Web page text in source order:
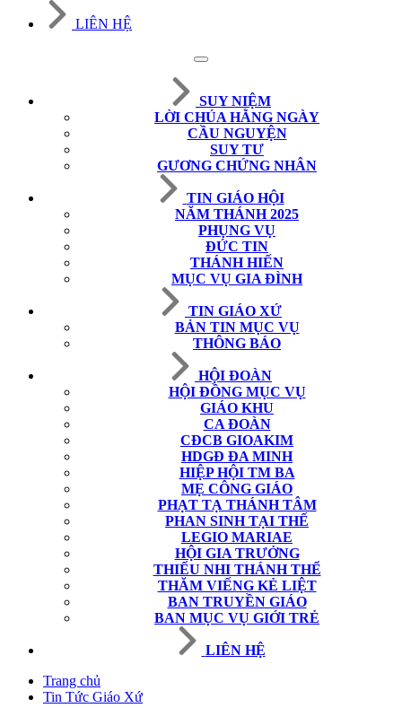
LIÊN HỆ
SUY NIỆM
LỜI CHÚA HẰNG NGÀY
CẦU NGUYỆN
SUY TƯ
GƯƠNG CHỨNG NHÂN
TIN GIÁO HỘI
NĂM THÁNH 2025
PHỤNG VỤ
ĐỨC TIN
THÁNH HIẾN
MỤC VỤ GIA ĐÌNH
TIN GIÁO XỨ
BẢN TIN MỤC VỤ
THÔNG BÁO
HỘI ĐOÀN
HỘI ĐỒNG MỤC VỤ
GIÁO KHU
CA ĐOÀN
CĐCB GIOAKIM
HDGĐ ĐA MINH
HIỆP HỘI TM BA
MẸ CÔNG GIÁO
PHẠT TẠ THÁNH TÂM
PHAN SINH TẠI THẾ
LEGIO MARIAE
HỘI GIA TRƯỞNG
THIẾU NHI THÁNH THỂ
THĂM VIẾNG KẺ LIỆT
BAN TRUYỀN GIÁO
BAN MỤC VỤ GIỚI TRẺ
LIÊN HỆ
Trang chủ
Tin Tức Giáo Xứ